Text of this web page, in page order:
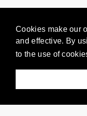
Cookies make our
and effective. By
to the use of